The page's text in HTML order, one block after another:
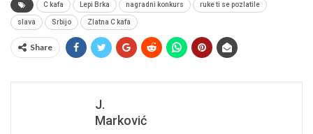
C kafa Lepi Brka nagradni konkurs ruke ti se pozlatile
slava Srbijo Zlatna C kafa
Share
J.
Marković